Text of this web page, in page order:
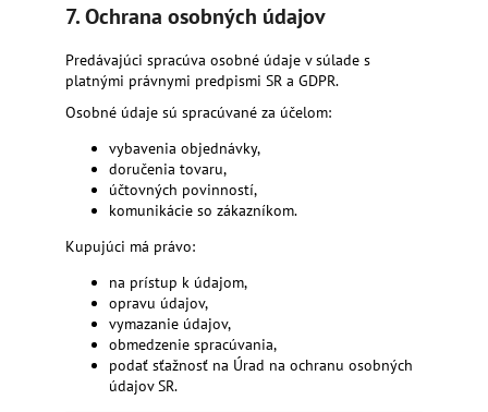
7. Ochrana osobných údajov
Predávajúci spracúva osobné údaje v súlade s
platnými právnymi predpismi SR a GDPR.
Osobné údaje sú spracúvané za účelom:
vybavenia objednávky,
doručenia tovaru,
účtovných povinností,
komunikácie so zákazníkom.
Kupujúci má právo:
na prístup k údajom,
opravu údajov,
vymazanie údajov,
obmedzenie spracúvania,
podať sťažnosť na Úrad na ochranu osobných
údajov SR.